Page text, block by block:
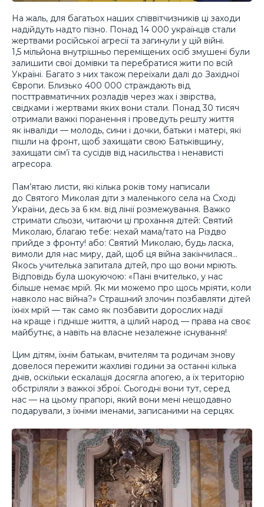
На жаль, для багатьох наших співвітчизників ці заходи
надійдуть надто пізно. Понад 14 000 українців стали
жертвами російської агресії та загинули у цій війні.
1,5 мільйона внутрішньо переміщених осіб змушені були
залишити свої домівки та перебратися жити по всій
Україні. Багато з них також переїхали далі до Західної
Європи. Близько 400 000 страждають від
посттравматичних розладів через жах і звірства,
свідками і жертвами яких вони стали. Понад 30 тисяч
отримали важкі поранення і проведуть решту життя
як інваліди — молодь, сини і дочки, батьки і матері, які
пішли на фронт, щоб захищати свою Батьківщину,
захищати сім’ї та сусідів від насильства і ненависті
агресора.
Пам’ятаю листи, які кілька років тому написали
до Святого Миколая діти з маленького села на Сході
України, десь за 6 км. від лінії розмежування. Важко
стримати сльози, читаючи ці прохання дітей: ​​Святий
Миколаю, благаю тебе: нехай мама/тато на Різдво
прийде з фронту! або: Святий Миколаю, будь ласка,
вимоли для нас миру, дай, щоб ця війна закінчилася…
Якось учителька запитала дітей, про що вони мріють.
Відповідь була шокуючою: «Пані вчителько, у нас
більше немає мрій. Як ми можемо про щось мріяти, коли
навколо нас війна?» Страшний злочин позбавляти дітей
їхніх мрій — так само як позбавити дорослих надії
на краще і гідніше життя, а цілий народ — права на своє
майбутнє, а навіть на власне незалежне існування!
Цим дітям, їхнім батькам, вчителям та родичам знову
довелося пережити жахливі години за останні кілька
днів, оскільки ескалація досягла апогею, а їх територію
обстріляли з важкої зброї. Сьогодні вони тут, серед
нас — на цьому прапорі, який вони мені нещодавно
подарували, з їхніми іменами, записаними на серцях.